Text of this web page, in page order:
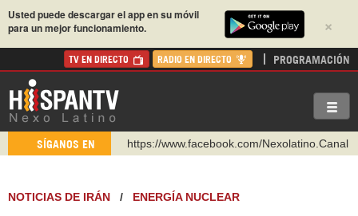
×
Usted puede descargar el app en su móvil
para un mejor funcionamiento.
TV EN DIRECTO RADIO EN DIRECTO PROGRAMACIÓN
SÍGANOS EN
https://www.facebook.com/Nexolatino.Canal
http://twitter.com/nexo_latino
NOTICIAS DE IRÁN / ENERGÍA NUCLEAR